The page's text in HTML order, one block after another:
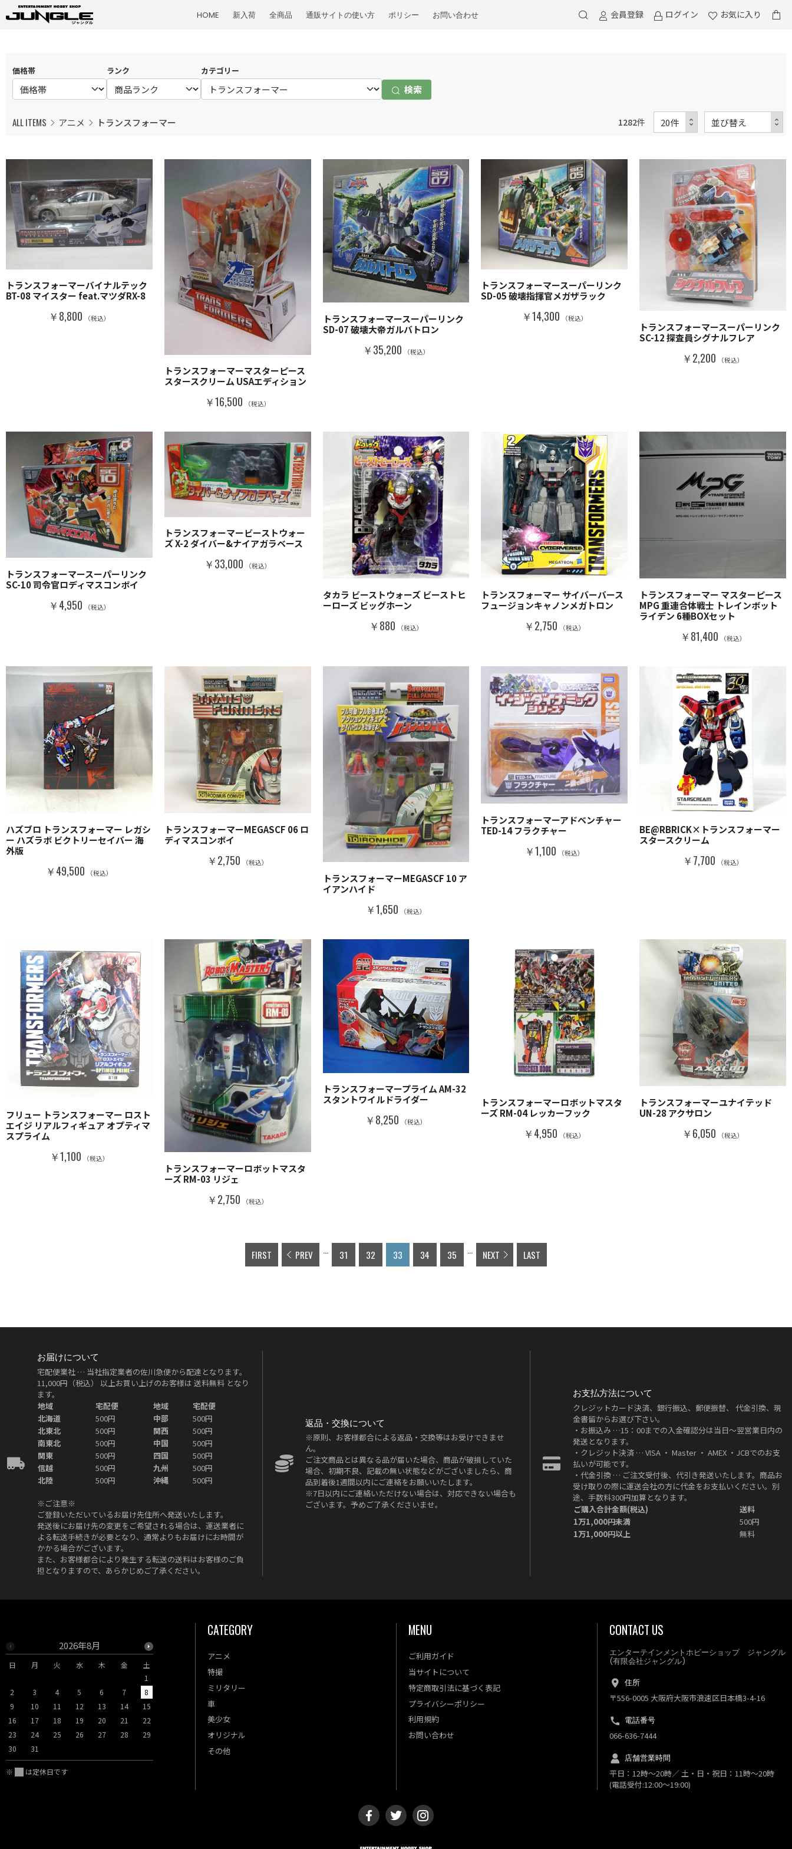
HOME 新入荷 全商品 通販サイトの使い方 ポリシー お問い合わせ 会員登録 ログイン お気に入り
価格帯 ランク カテゴリー
検索
ALL ITEMS アニメ トランスフォーマー 1282件
トランスフォーマーバイナルテック
BT-08 マイスター feat.マツダRX-8
￥8,800 （税込）
トランスフォーマーマスターピース
スタースクリーム USAエディション
￥16,500 （税込）
トランスフォーマースーパーリンク
SD-07 破壊大帝ガルバトロン
￥35,200 （税込）
トランスフォーマースーパーリンク
SD-05 破壊指揮官メガザラック
￥14,300 （税込）
トランスフォーマースーパーリンク
SC-12 探査員シグナルフレア
￥2,200 （税込）
トランスフォーマースーパーリンク
SC-10 司令官ロディマスコンボイ
￥4,950 （税込）
トランスフォーマービーストウォー
ズ X-2 ダイバー&ナイアガラベース
￥33,000 （税込）
タカラ ビーストウォーズ ビーストヒ
ーローズ ビッグホーン
￥880 （税込）
トランスフォーマー サイバーバース
フュージョンキャノンメガトロン
￥2,750 （税込）
トランスフォーマー マスターピース
MPG 重連合体戦士 トレインボット
ライデン 6種BOXセット
￥81,400 （税込）
ハズブロ トランスフォーマー レガシ
ー ハズラボ ビクトリーセイバー 海
外版
￥49,500 （税込）
トランスフォーマーMEGASCF 06 ロ
ディマスコンボイ
￥2,750 （税込）
トランスフォーマーMEGASCF 10 ア
イアンハイド
￥1,650 （税込）
トランスフォーマーアドベンチャー
TED-14 フラクチャー
￥1,100 （税込）
BE@RBRICK×トランスフォーマー
スタースクリーム
￥7,700 （税込）
フリュー トランスフォーマー ロスト
エイジ リアルフィギュア オプティマ
スプライム
￥1,100 （税込）
トランスフォーマーロボットマスタ
ーズ RM-03 リジェ
￥2,750 （税込）
トランスフォーマープライム AM-32
スタントワイルドライダー
￥8,250 （税込）
トランスフォーマーロボットマスタ
ーズ RM-04 レッカーフック
￥4,950 （税込）
トランスフォーマーユナイテッド
UN-28 アクサロン
￥6,050 （税込）
FIRST PREV ... 31 32 33 34 35 ... NEXT LAST
お届けについて
宅配便業社 … 当社指定業者の佐川急便から配達となります。
11,000円（税込）
以上お買い上げのお客様は 送料無料となり
ます。
地域
宅配便 地域
宅配便
北海道
500円 中部
500円
北東北
500円 関西
500円
南東北
500円 中国
500円
関東
500円 四国
500円
信越
500円 九州
500円
北陸
500円 沖縄 500円
※ご注意※
ご登録いただいているお届け先住所へ発送いたします。
発送後にお届け先の変更をご希望される場合は、運送業者に
よる転送手続きが必要となり、通常よりもお届けにお時間が
かかる場合がございます。
また、お客様都合により発生する転送の送料はお客様のご負
担となりますので、あらかじめご了承ください。
返品・交換について
※原則、お客様都合による返品・交換等はお受けできませ
ん。
ご注文商品とは異なる品が届いた場合、商品が破損していた
場合、初期不良、記載の無い状態などがございましたら、商
品到着後1週間以内にご連絡をお願いいたします。
※7日以内にご連絡いただけない場合は、対応できない場合も
ございます。予めご了承くださいませ。
お支払方法について
クレジットカード決済、銀行振込、郵便振替、 代金引換、現
金書留からお選び下さい。
・お振込み …15：00までの入金確認分は当日～翌営業日内の
発送となります。
・クレジット決済 … VISA ・ Master ・ AMEX ・JCBでのお支
払いが可能です。
・代金引換 … ご注文受付後、代引き発送いたします。商品お
受け取りの際に運送会社の方に代金をお支払いください。別
途、手数料300円加算となります。
ご購入合計金額(税込)
送料
1万1,000円未満
500円
1万1,000円以上
無料
2026年8月
日 月 火 水 木 金
土
1
2
3 4 5 6 7
8
9
10 11 12 13 14
15
16
17 18 19 20 21
22
23
24 25 26 27 28
29
30
31
9 10
15
22 23
29 30
※ は定休日です
CATEGORY
アニメ
特撮
ミリタリー
車
美少女
オリジナル
その他
MENU
ご利用ガイド
当サイトについて
特定商取引法に基づく表記
プライバシーポリシー
利用規約
お問い合わせ
CONTACT US
エンターテインメントホビーショップ ジャングル
(有限会社ジャングル)
住所
〒556-0005 大阪府大阪市浪速区日本橋3-4-16
電話番号
066-636-7444
店舗営業時間
平日：12時～20時／ 土・日・祝日：11時～20時
(電話受付:12:00～19:00)